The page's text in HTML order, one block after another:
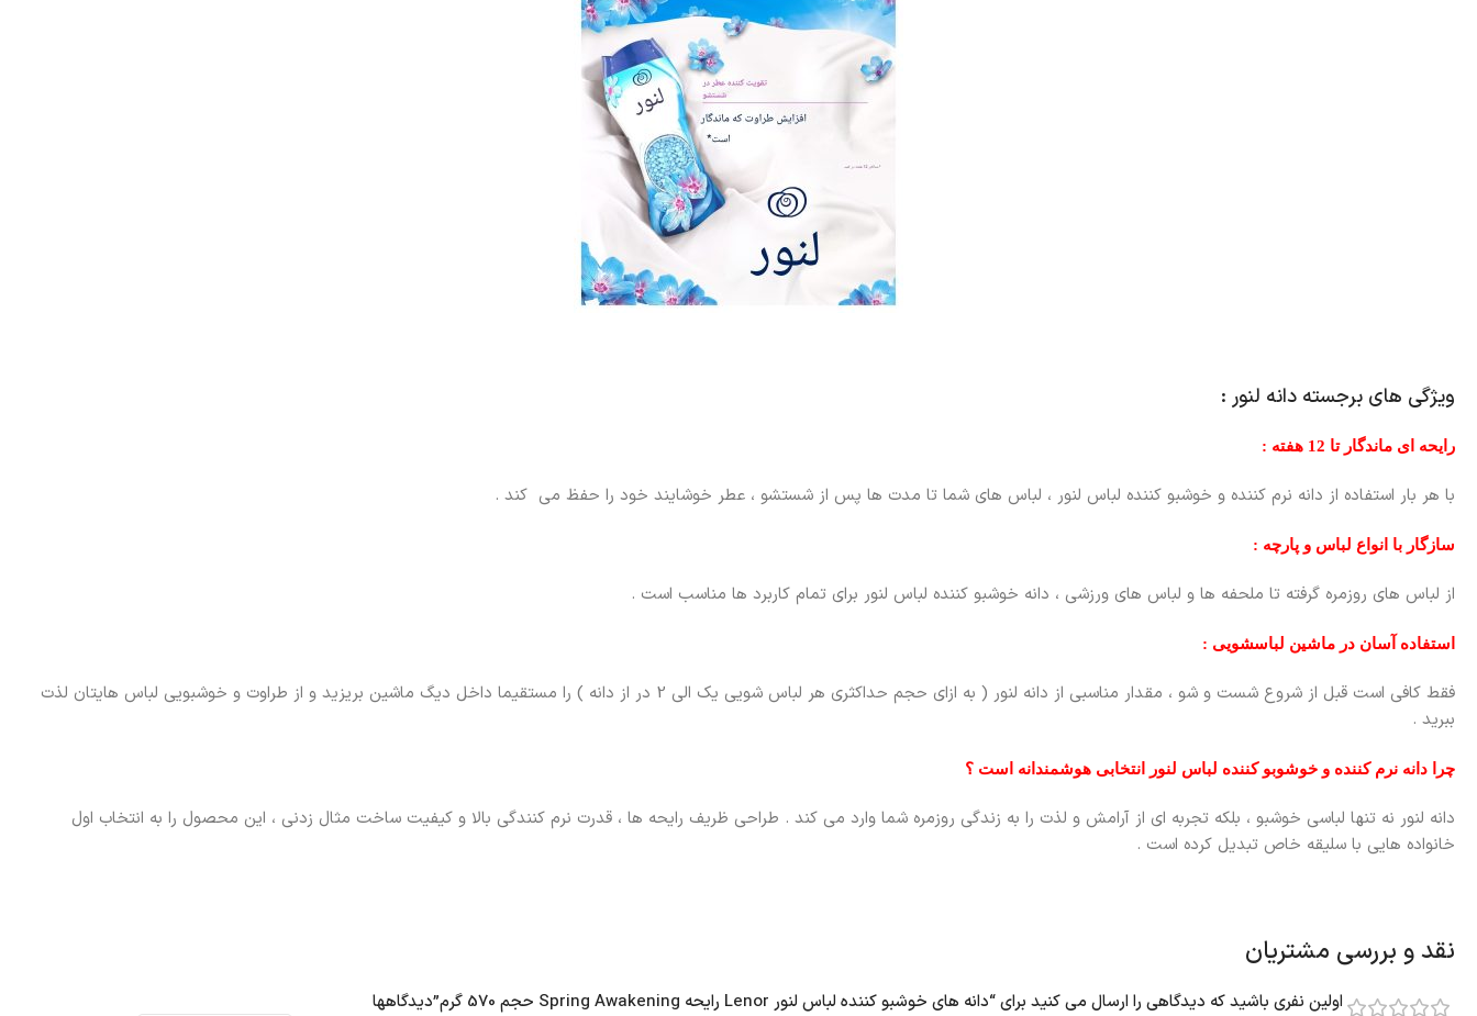
ویژگی های برجسته دانه لنور :
رایحه ای ماندگار تا 12 هفته :
با هر بار استفاده از دانه نرم کننده و خوشبو کننده لباس لنور ، لباس های شما تا مدت ها پس از شستشو ، عطر خوشایند خود را حفظ می کند .
سازگار با انواع لباس و پارچه :
از لباس های روزمره گرفته تا ملحفه ها و لباس های ورزشی ، دانه خوشبو کننده لباس لنور برای تمام کاربرد ها مناسب است .
استفاده آسان در ماشین لباسشویی :
فقط کافی است قبل از شروع شست و شو ، مقدار مناسبی از دانه لنور ( به ازای حجم حداکثری هر لباس شویی یک الی 2 در از دانه ) را مستقیما داخل دیگ ماشین بریزید و از طراوت و خوشبویی لباس هایتان لذت
ببرید .
چرا دانه نرم کننده و خوشوبو کننده لباس لنور انتخابی هوشمندانه است ؟
دانه لنور نه تنها لباسی خوشبو ، بلکه تجربه ای از آرامش و لذت را به زندگی روزمره شما وارد می کند . طراحی ظریف رایحه ها ، قدرت نرم کنندگی بالا و کیفیت ساخت مثال زدنی ، این محصول را به انتخاب اول
خانواده هایی با سلیقه خاص تبدیل کرده است .
نقد و بررسی مشتریان
دیدگاهها
اولین نفری باشید که دیدگاهی را ارسال می کنید برای “دانه های خوشبو کننده لباس لنور Lenor رایحه Spring Awakening حجم 570 گرم”